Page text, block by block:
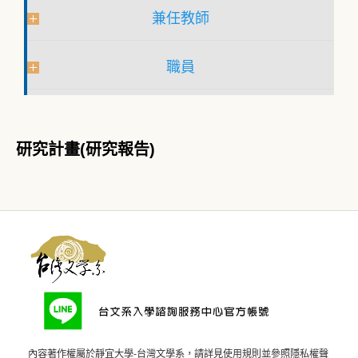
兼任教師
職員
研究計畫(研究報告)
內容著作權屬於靜宜大學-台灣文學系，請詳見使用規則 並參照隱私權聲